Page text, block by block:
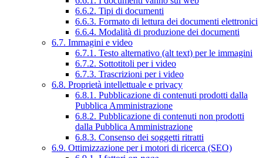
6.6.2. Tipi di documenti
6.6.3. Formato di lettura dei documenti elettronici
6.6.4. Modalità di produzione dei documenti
6.7. Immagini e video
6.7.1. Testo alternativo (alt text) per le immagini
6.7.2. Sottotitoli per i video
6.7.3. Trascrizioni per i video
6.8. Proprietà intellettuale e privacy
6.8.1. Pubblicazione di contenuti prodotti dalla
Pubblica Amministrazione
6.8.2. Pubblicazione di contenuti non prodotti
dalla Pubblica Amministrazione
6.8.3. Consenso dei soggetti ritratti
6.9. Ottimizzazione per i motori di ricerca (SEO)